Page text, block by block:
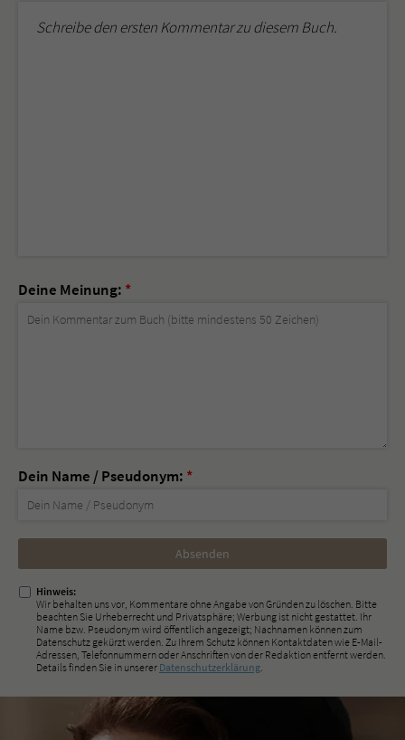
Schreibe den ersten Kommentar zu diesem Buch.
Deine Meinung: *
Dein Name / Pseudonym: *
Nicht
ausfüllen!
Hinweis:
Wir behalten uns vor, Kommentare ohne Angabe von Gründen zu löschen. Bitte
beachten Sie Urheberrecht und Privatsphäre; Werbung ist nicht gestattet. Ihr
Name bzw. Pseudonym wird öffentlich angezeigt; Nachnamen können zum
Datenschutz gekürzt werden. Zu Ihrem Schutz können Kontaktdaten wie E-Mail-
Adressen, Telefonnummern oder Anschriften von der Redaktion entfernt werden.
Details finden Sie in unserer Datenschutzerklärung.